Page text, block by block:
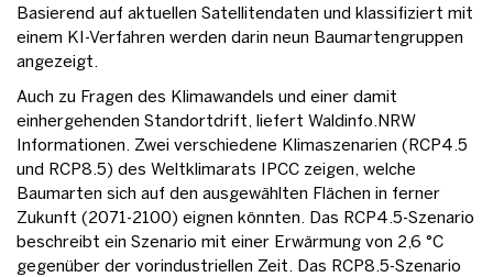
Basierend auf aktuellen Satellitendaten und klassifiziert mit
einem KI-Verfahren werden darin neun Baumartengruppen
angezeigt.
Auch zu Fragen des Klimawandels und einer damit
einhergehenden Standortdrift, liefert Waldinfo.NRW
Informationen. Zwei verschiedene Klimaszenarien (RCP4.5
und RCP8.5) des Weltklimarats IPCC zeigen, welche
Baumarten sich auf den ausgewählten Flächen in ferner
Zukunft (2071-2100) eignen könnten. Das RCP4.5-Szenario
beschreibt ein Szenario mit einer Erwärmung von 2,6 °C
gegenüber der vorindustriellen Zeit. Das RCP8.5-Szenario